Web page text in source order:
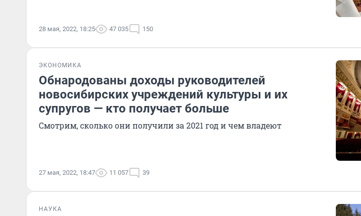
28 мая, 2022, 18:25 47 035 150
ЭКОНОМИКА
Обнародованы доходы руководителей
новосибирских учреждений культуры и их
супругов — кто получает больше
Смотрим, сколько они получили за 2021 год и чем владеют
27 мая, 2022, 18:47 11 057 39
НАУКА